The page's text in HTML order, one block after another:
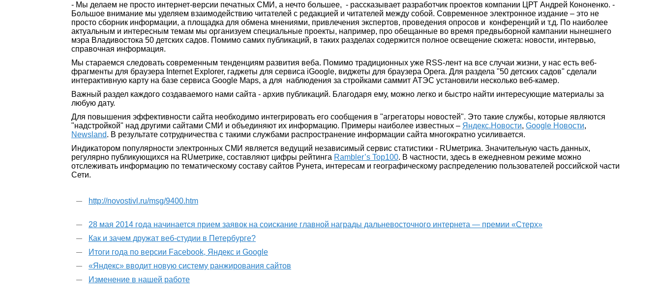
- Мы делаем не просто интернет-версии печатных СМИ, а нечто большее, - рассказывает разработчик проектов компании ЦРТ Андрей Кононенко. -
Большое внимание мы уделяем взаимодействию читателей с редакцией и читателей между собой. Современное электронное издание – это не
просто сборник информации, а площадка для обмена мнениями, привлечения экспертов, проведения опросов и конференций и т.д. По наиболее
актуальным и интересным темам мы организуем специальные проекты, например, про обещанные во время предвыборной кампании нынешнего
мэра Владивостока 50 детских садов. Помимо самих публикаций, в таких разделах содержится полное освещение сюжета: новости, интервью,
справочная информация.
Мы стараемся следовать современным тенденциям развития веба. Помимо традиционных уже RSS-лент на все случаи жизни, у нас есть веб-
фрагменты для браузера Internet Explorer, гаджеты для сервиса iGoogle, виджеты для браузера Opera. Для раздела "50 детских садов" сделали
интерактивную карту на базе сервиса Google Maps, а для наблюдения за стройками саммит АТЭС установили несколько веб-камер.
Важный раздел каждого создаваемого нами сайта - архив публикаций. Благодаря ему, можно легко и быстро найти интересующие материалы за
любую дату.
Для повышения эффективности сайта необходимо интегрировать его сообщения в "агрегаторы новостей". Это такие службы, которые являются
"надстройкой" над другими сайтами СМИ и объединяют их информацию. Примеры наиболее известных – Яндекс.Новости, Google Новости,
Newsland. В результате сотрудничества с такими службами распространение информации сайта многократно усиливается.
Индикатором популярности электронных СМИ является ведущий независимый сервис статистики - RUметрика. Значительную часть данных,
регулярно публикующихся на RUметрике, составляют цифры рейтинга Rambler’s Top100. В частности, здесь в ежедневном режиме можно
отслеживать информацию по тематическому составу сайтов Рунета, интересам и географическому распределению пользователей российской части
Сети.
http://novostivl.ru/msg/9400.htm
28 мая 2014 года начинается прием заявок на соискание главной награды дальневосточного интернета — премии «Стерх»
Как и зачем дружат веб-студии в Петербурге?
Итоги года по версии Facebook, Яндекс и Google
«Яндекс» вводит новую систему ранжирования сайтов
Изменение в нашей работе